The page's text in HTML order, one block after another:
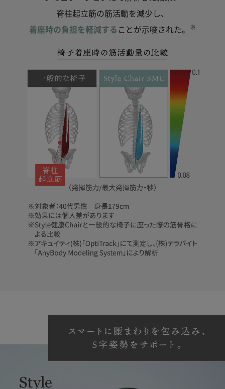
脊柱起立筋の筋活動を減少し、
着座時の負担を軽減する ことが示唆された。 ※